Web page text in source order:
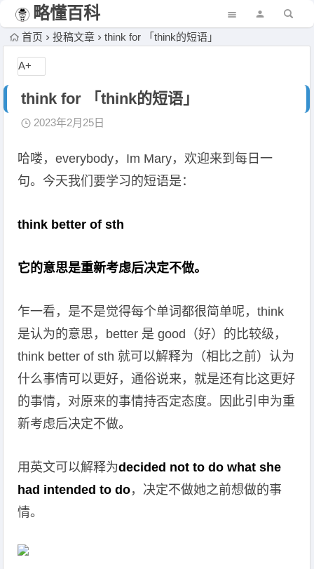
略懂百科
首页 投稿文章 think for 「think的短语」
think for 「think的短语」
2023年2月25日
哈喽，everybody，Im Mary，欢迎来到每日一
句。今天我们要学习的短语是：
think better of sth
它的意思是重新考虑后决定不做。
乍一看，是不是觉得每个单词都很简单呢，think
是认为的意思，better 是 good（好）的比较级，
think better of sth 就可以解释为（相比之前）认为
什么事情可以更好，通俗说来，就是还有比这更好
的事情，对原来的事情持否定态度。因此引申为重
新考虑后决定不做。
用英文可以解释为decided not to do what she
had intended to do，决定不做她之前想做的事
情。
A+